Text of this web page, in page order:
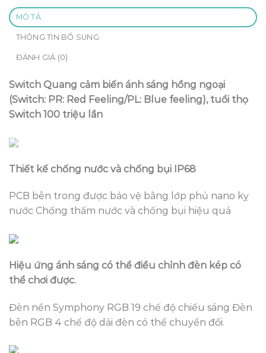
MÔ TẢ
THÔNG TIN BỔ SUNG
ĐÁNH GIÁ (0)
Switch Quang cảm biến ánh sáng hồng ngoại
(Switch: PR: Red Feeling/PL: Blue feeling), tuổi thọ
Switch 100 triệu lần
Thiết kế chống nước và chống bụi IP68
PCB bên trong được bảo vệ bằng lớp phủ nano kỵ
nước Chống thấm nước và chống bụi hiệu quả
Hiệu ứng ánh sáng có thể điều chỉnh đèn kép có
thể chơi được.
Đèn nền Symphony RGB 19 chế độ chiếu sáng Đèn
bên RGB 4 chế độ dải đèn có thể chuyển đổi.